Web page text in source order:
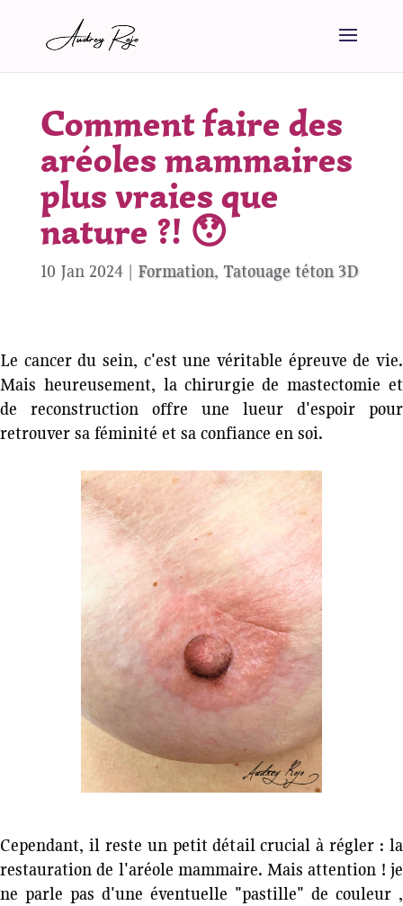
Comment faire des
aréoles mammaires
plus vraies que
nature ?! 😯
10 Jan 2024| Formation, Tatouage téton 3D
Le cancer du sein, c'est une véritable épreuve de vie.
Mais heureusement, la chirurgie de mastectomie et
de reconstruction offre une lueur d'espoir pour
retrouver sa féminité et sa confiance en soi.
Cependant, il reste un petit détail crucial à régler : la
restauration de l'aréole mammaire. Mais attention ! je
ne parle pas d'une éventuelle "pastille" de couleur ,